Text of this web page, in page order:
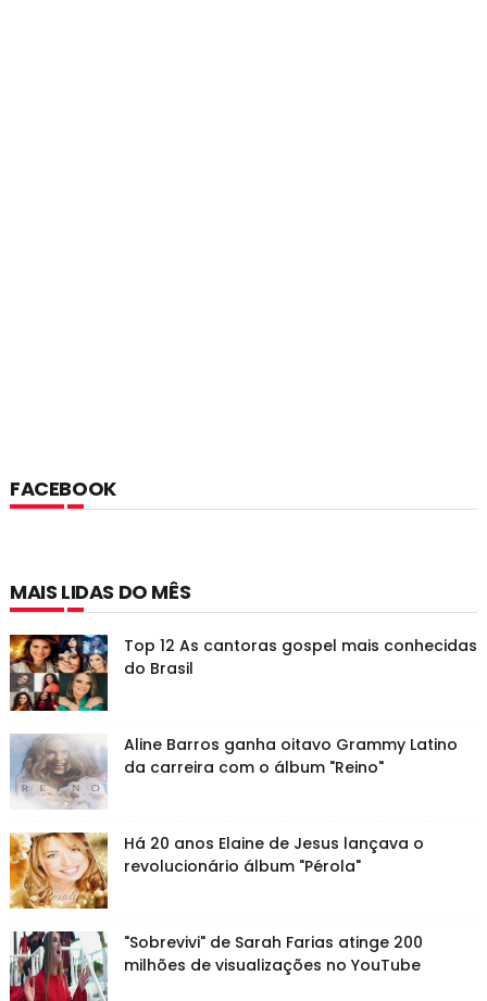
FACEBOOK
MAIS LIDAS DO MÊS
Top 12 As cantoras gospel mais conhecidas
do Brasil
Aline Barros ganha oitavo Grammy Latino
da carreira com o álbum "Reino"
Há 20 anos Elaine de Jesus lançava o
revolucionário álbum "Pérola"
"Sobrevivi" de Sarah Farias atinge 200
milhões de visualizações no YouTube